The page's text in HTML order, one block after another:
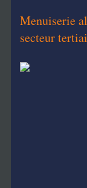
Menuiserie
secteur